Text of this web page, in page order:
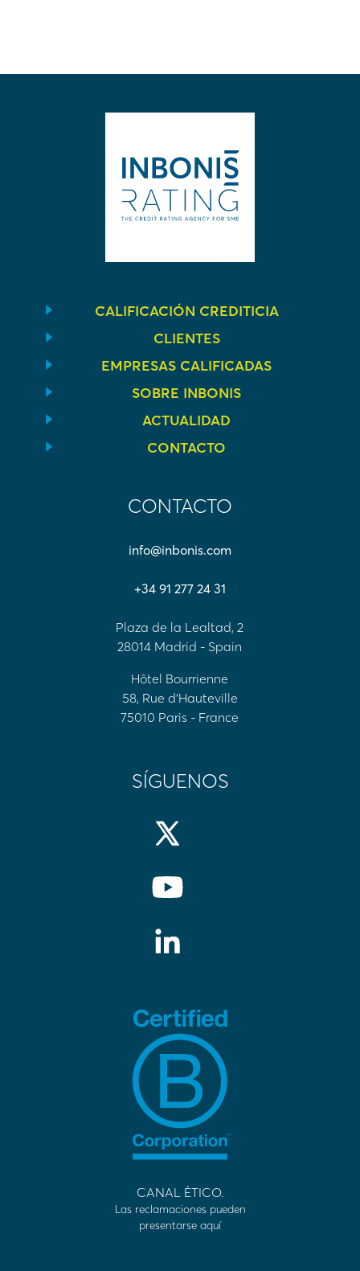
CALIFICACIÓN CREDITICIA
CLIENTES
EMPRESAS CALIFICADAS
SOBRE INBONIS
ACTUALIDAD
CONTACTO
CONTACTO
info@inbonis.com
+34 91 277 24 31
Plaza de la Lealtad, 2
28014 Madrid - Spain
Hôtel Bourrienne
58, Rue d'Hauteville
75010 Paris - France
SÍGUENOS
CANAL ÉTICO.
Las reclamaciones pueden
presentarse aquí